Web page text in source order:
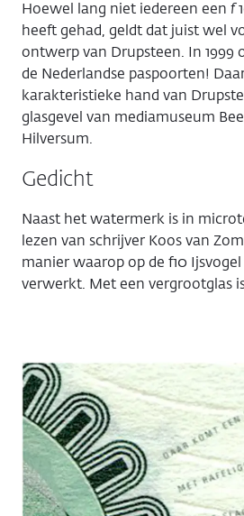
Hoewel lang niet iedereen een f
heeft gehad, geldt dat juist wel
ontwerp van Drupsteen. In
de Nederlandse paspoorten!
karakteristieke hand van
glasgevel van mediamuseum
Hilversum.
Gedicht
Naast het watermerk is in
lezen van schrijver Koos van
manier waarop op de f10
verwerkt. Met een vergrootglas